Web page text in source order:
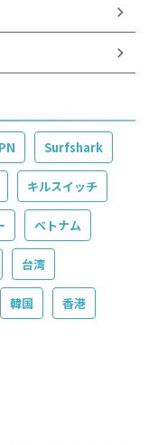
Surfshark
キルスイッチ
ベトナム
台湾
韓国 香港